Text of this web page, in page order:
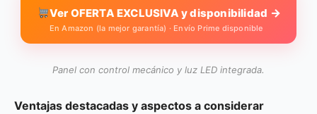
Ver OFERTA EXCLUSIVA y disponibilidad
En Amazon (la mejor garantía) · Envío Prime disponible
→
Panel con control mecánico y luz LED integrada.
Ventajas destacadas y aspectos a considerar